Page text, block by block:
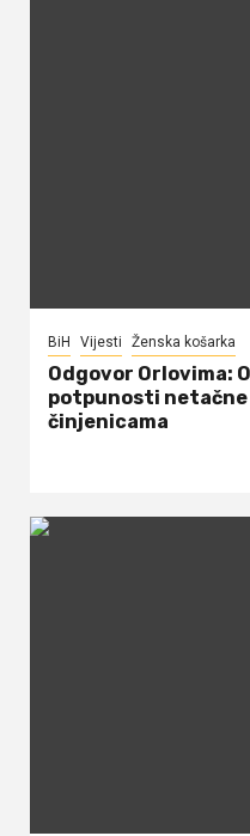
BiH Vijesti Ženska košarka
Odgovor Orlovima:
potpunosti netačne
činjenicama